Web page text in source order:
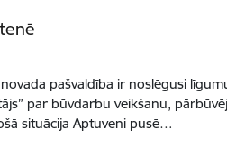
pašvaldība ir noslēgusi
par būvdarbu veikšanu,
situācija Aptuveni pusē…